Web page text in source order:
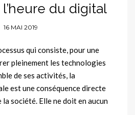
du digital
16 MAI 2019
qui consiste, pour une
pleinement les technologies
de ses activités, la
est une conséquence directe
société. Elle ne doit en aucun